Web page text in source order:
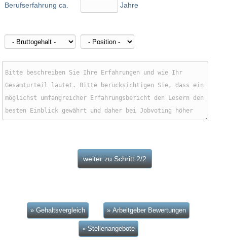
Berufserfahrung ca. Jahre
» Gehaltsvergleich » Arbeitgeber Bewertungen
» Stellenangebote